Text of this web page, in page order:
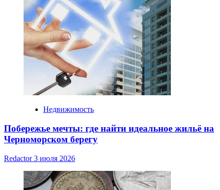
Недвижимость
Побережье мечты: где найти идеальное жильё на
Черноморском берегу
Redactor3 июля 2026